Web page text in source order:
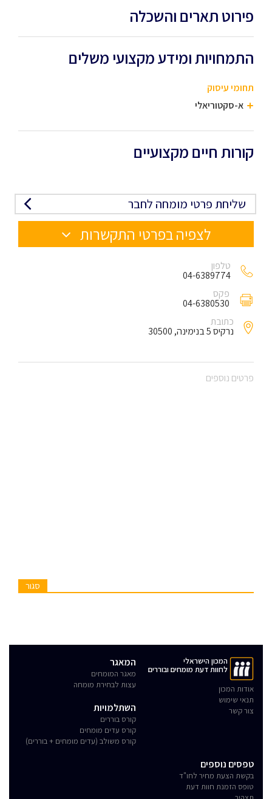
פירוט תארים והשכלה
התמחויות ומידע מקצועי משלים
תחומי עיסוק
א-סקטוריאלי
קורות חיים מקצועיים
שליחת פרטי מומחה לחבר
לצפיה בפרטי התקשרות
טלפון
04-6389774
פקס
04-6380530
כתובת
נרקיס 5 בנימינה, 30500
פרטים נוספים
סגור
המכון הישראלי
לחוות דעת מומחים ובוררים
אודות המכון
תנאי שימוש
צור קשר
המאגר
מאגר המומחים
עצות לבחירת מומחה
השתלמויות
קורס בוררים
קורס עדים מומחים
קורס משולב (עדים מומחים + בוררים)
טפסים נוספים
בקשת הצעת מחיר לחו"ד
טופס הזמנת חוות דעת